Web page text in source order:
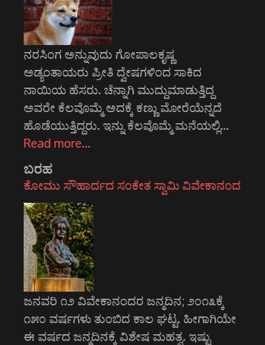
ನರಸಿಂಗ ಅನ್ನುವುದು ಗೋಪಾಲಕೃಷ್ಣ
ಅಡ್ಯಂತಾಯರು ಪ್ರೀತಿ ದ್ವೇಷಗಳಿಂದ ಸಾಕಿದ
ನಾಯಿಯ ಹೆಸರು. ಚೆನ್ನಾಗಿ ಮುದ್ದುಮಾಡುತ್ತಿದ್ದ
ಅವರೇ ಕೆಲವೊಮ್ಮೆ ಅದಕ್ಕೆ ಕಣ್ಣು ಮೋರೆಯೆನ್ನದೆ
ಹೊಡೆಯುತ್ತಿದ್ದರು. ಇನ್ನು ಕೆಲವೊಮ್ಮೆ ಮನೆಯಲ್ಲಿ…
Read more…
ಬರಹ
ಕೋಮು ಸೌಹಾರ್ದದ ಸಂಕೇತ ಸ್ವಾಮಿ ವಿವೇಕಾನಂದ
ಜನವರಿ ೧೨ ವಿವೇಕಾನಂದರ ಜನ್ಮದಿನ; ೨೦೧೩ಕ್ಕೆ
೧೫೦ ವರ್ಷಗಳು ತುಂಬಿದ ಕಾಲ ಘಟ್ಟ. ಹೀಗಾಗಿಯೇ
ಈ ವರ್ಷದ ಜನ್ಮದಿನಕ್ಕೆ ವಿಶೇಷ ಮಹತ್ವ. ಇಷ್ಟು